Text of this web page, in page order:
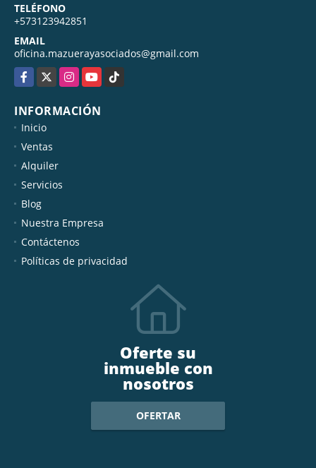
TELÉFONO
+573123942851
EMAIL
oficina.mazuerayasociados@gmail.com
Facebook
X InstagramYouTubeTikTok
INFORMACIÓN
Inicio
Ventas
Alquiler
Servicios
Blog
Nuestra Empresa
Contáctenos
Políticas de privacidad
Oferte su
inmueble con
nosotros
OFERTAR